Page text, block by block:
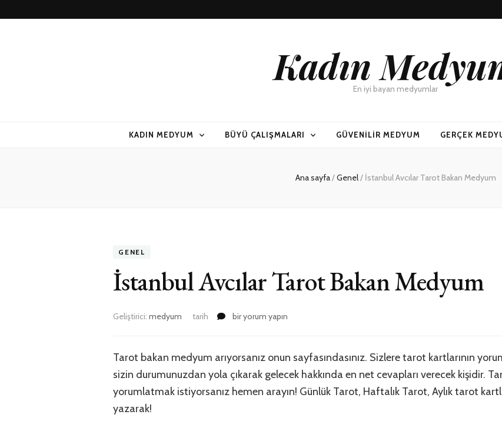
KadınEn iyi bayan medyumlar
KADIN MEDYUM BÜYÜ ÇALIŞMALARI GÜVENILIR MEDYUM GERÇEK
Ana sayfa/Genel/ İstanbul Avcılar Tarot Bakan Medyum
GENEL
İstanbul Avcılar Tarot Bakan Medyum
Geliştirici: medyum tarih
İstanbul
için
bir yorum yapın
Tarot bakan medyum arıyorsanız onun sayfasındasınız. Sizlere tarot kartlarının
sizin durumunuzdan yola çıkarak gelecek hakkında en net cevapları verecek kişidir.
yorumlatmak istiyorsanız hemen arayın! Günlük Tarot, Haftalık Tarot, Aylık tarot
yazarak!